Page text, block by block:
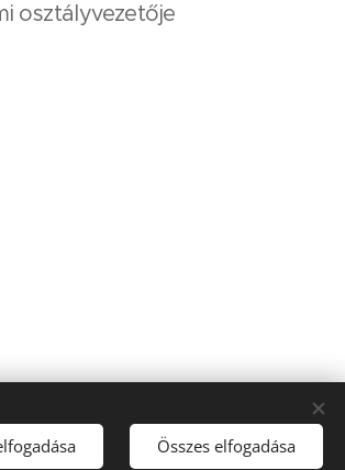
osztályvezetője
Összes elfogadása